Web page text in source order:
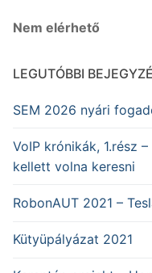
Nem elérhető
LEGUTÓBBI
SEM 2026 nyári
VoIP krónikák, 1.rész
kellett volna keresni
RobonAUT 2021 –
Kütyüpályázat 2021